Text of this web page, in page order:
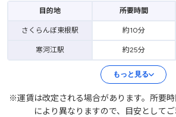
目的地 所要時間
さくらんぼ東根駅 約10分
寒河江駅 約25分
もっと見る
※運賃は改定される場合があります。所要
により異なりますので、目安としてご